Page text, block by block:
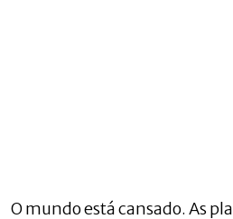
O mundo está cansado. As